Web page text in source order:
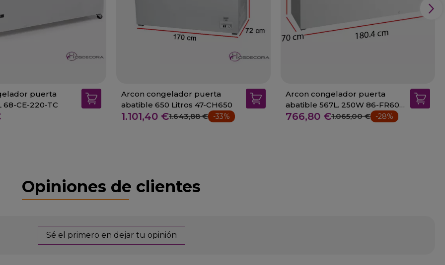
puerta
CE-220-TC
Arcon congelador puerta
abatible 650 Litros 47-CH650
1.101,40 €1.643,88 € -33%
Arcon congelador puerta
abatible 567L. 250W 86-FR605
SL
766,80 €1.065,00 € -28%
Opiniones de clientes
Sé el primero en dejar tu opinión